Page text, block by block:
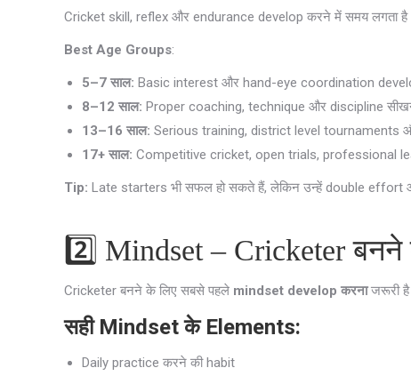
Cricket skill, reflex और endurance develop करने में समय लगता
Best Age Groups:
5–7 साल: Basic interest और hand-eye coordination
8–12 साल: Proper coaching, technique और discipline
13–16 साल: Serious training, district level tournaments
17+ साल: Competitive cricket, open trials, professional
Tip: Late starters भी सफल हो सकते हैं, लेकिन उन्हें double effort
2️⃣ Mindset – Cricketer बनने
Cricketer बनने के लिए सबसे पहले mindset develop करनाजरूरी
सही Mindset के Elements:
Daily practice करने की habit